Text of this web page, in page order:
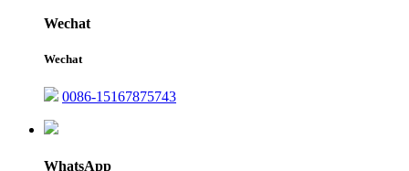
Wechat
Wechat
0086-15167875743
WhatsApp